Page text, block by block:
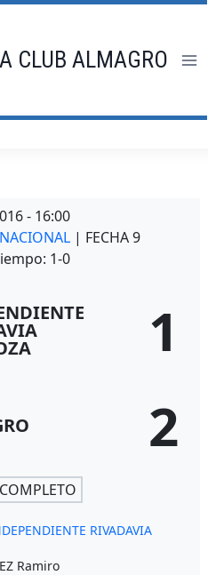
CLUB ALMAGRO
- 16:00
| FECHA 9
1-0
1
2
RIVADAVIA
Ramiro